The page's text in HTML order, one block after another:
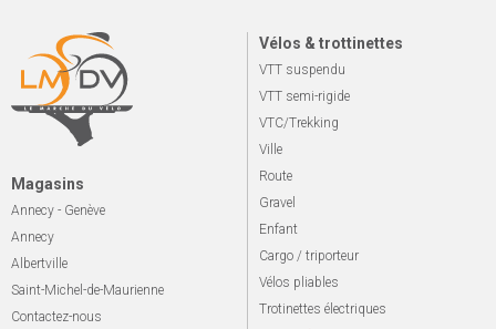
Magasins
Annecy - Genève
Annecy
Albertville
Saint-Michel-de-Maurienne
Contactez-nous
Vélos & trottinettes
VTT suspendu
VTT semi-rigide
VTC/Trekking
Ville
Route
Gravel
Enfant
Cargo / triporteur
Vélos pliables
Trotinettes électriques